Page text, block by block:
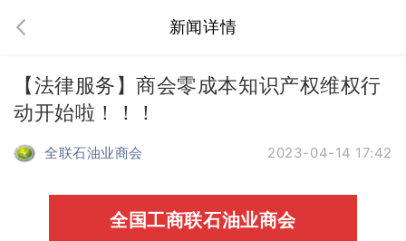
新闻详情
【法律服务】商会零成本知识产权维权行
动开始啦！！！
全联石油业商会 2023-04-14 17:42
全国工商联石油业商会